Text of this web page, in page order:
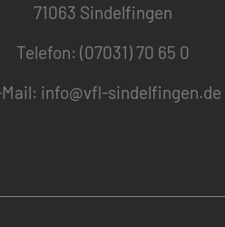
71063 Sindelfingen
Telefon: (07031) 70 65 0
info@vfl-sindelfingen.de